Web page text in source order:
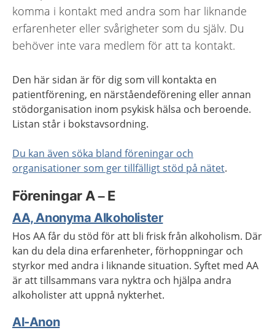
komma i kontakt med andra som har liknande
erfarenheter eller svårigheter som du själv. Du
behöver inte vara medlem för att ta kontakt.
Den här sidan är för dig som vill kontakta en
patientförening, en närståendeförening eller annan
stödorganisation inom psykisk hälsa och beroende.
Listan står i bokstavsordning.
Du kan även söka bland föreningar och
organisationer som ger tillfälligt stöd på nätet.
Föreningar A – E
AA, Anonyma Alkoholister
Hos AA får du stöd för att bli frisk från alkoholism. Där
kan du dela dina erfarenheter, förhoppningar och
styrkor med andra i liknande situation. Syftet med AA
är att tillsammans vara nyktra och hjälpa andra
alkoholister att uppnå nykterhet.
Al-Anon